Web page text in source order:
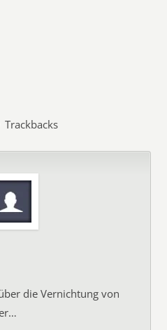
Trackbacks
die Vernichtung von